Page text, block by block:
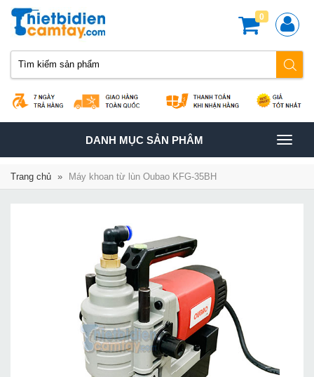
0
TOGGLE
NAVIGATION
DANH MỤC SẢN PHÂM
Trang chủ » Máy khoan từ lùn Oubao KFG-35BH